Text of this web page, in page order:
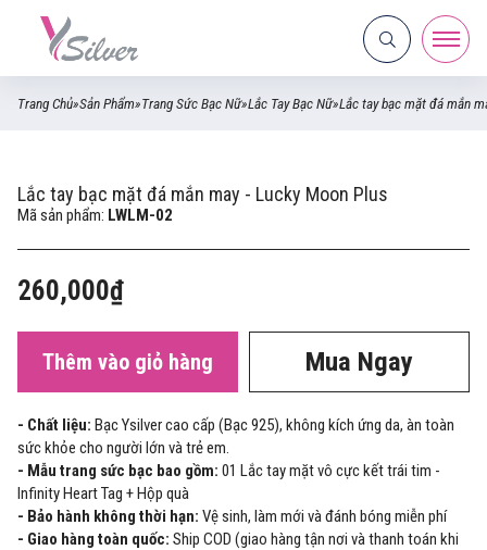
Trang Chủ»Sản Phẩm»Trang Sức Bạc Nữ»Lắc Tay Bạc Nữ»Lắc tay bạc mặt đá mắn
Lắc tay bạc mặt đá mắn may - Lucky Moon Plus
Mã sản phẩm: LWLM-02
260,000₫
Thêm vào giỏ hàng Mua Ngay
- Chất liệu: Bạc Ysilver cao cấp (Bạc 925), không kích ứng da, àn toàn
sức khỏe cho người lớn và trẻ em.
- Mẫu trang sức bạc bao gồm: 01 Lắc tay mặt vô cực kết trái tim -
Infinity Heart Tag + Hộp quà
- Bảo hành không thời hạn: Vệ sinh, làm mới và đánh bóng miễn phí
- Giao hàng toàn quốc: Ship COD (giao hàng tận nơi và thanh toán khi